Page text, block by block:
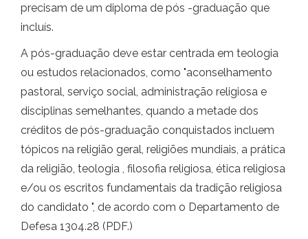
precisam de um diploma de pós -graduação que
incluís.
A pós-graduação deve estar centrada em teologia
ou estudos relacionados, como "aconselhamento
pastoral, serviço social, administração religiosa e
disciplinas semelhantes, quando a metade dos
créditos de pós-graduação conquistados incluem
tópicos na religião geral, religiões mundiais, a prática
da religião, teologia , filosofia religiosa, ética religiosa
e/ou os escritos fundamentais da tradição religiosa
do candidato ", de acordo com o Departamento de
Defesa 1304.28 (PDF.)